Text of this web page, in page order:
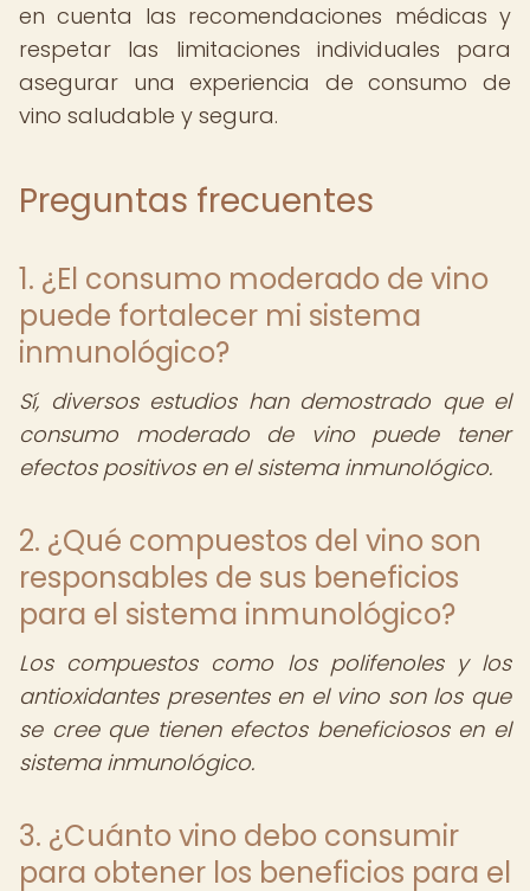
en cuenta las recomendaciones médicas y
respetar las limitaciones individuales para
asegurar una experiencia de consumo de
vino saludable y segura.
Preguntas frecuentes
1. ¿El consumo moderado de vino
puede fortalecer mi sistema
inmunológico?
Sí, diversos estudios han demostrado que el
consumo moderado de vino puede tener
efectos positivos en el sistema inmunológico.
2. ¿Qué compuestos del vino son
responsables de sus beneficios
para el sistema inmunológico?
Los compuestos como los polifenoles y los
antioxidantes presentes en el vino son los que
se cree que tienen efectos beneficiosos en el
sistema inmunológico.
3. ¿Cuánto vino debo consumir
para obtener los beneficios para el